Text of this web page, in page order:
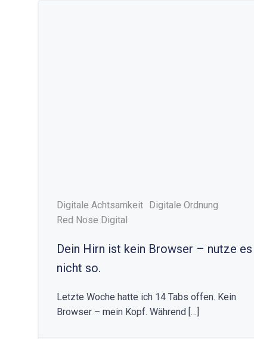
Digitale Achtsamkeit Digitale Ordnung
Red Nose Digital
Dein Hirn ist kein Browser – nutze es
nicht so.
Letzte Woche hatte ich 14 Tabs offen. Kein
Browser – mein Kopf. Während […]